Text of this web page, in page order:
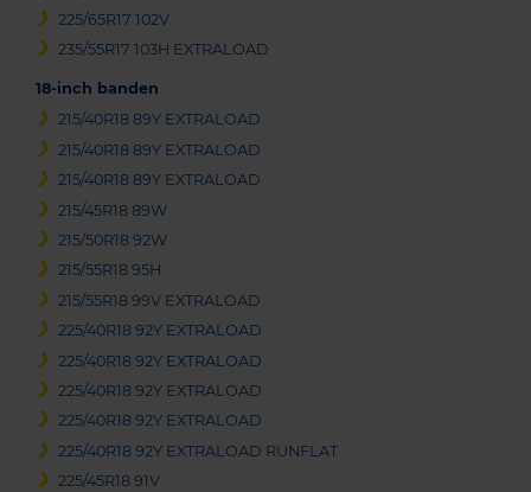
225/65R17 102V
235/55R17 103H EXTRALOAD
18-inch banden
215/40R18 89Y EXTRALOAD
215/40R18 89Y EXTRALOAD
215/40R18 89Y EXTRALOAD
215/45R18 89W
215/50R18 92W
215/55R18 95H
215/55R18 99V EXTRALOAD
225/40R18 92Y EXTRALOAD
225/40R18 92Y EXTRALOAD
225/40R18 92Y EXTRALOAD
225/40R18 92Y EXTRALOAD
225/40R18 92Y EXTRALOAD RUNFLAT
225/45R18 91V